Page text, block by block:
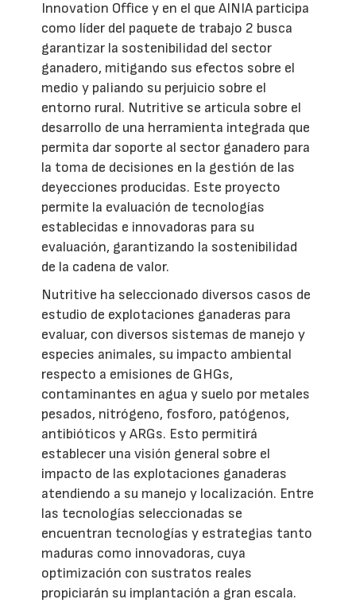
Innovation Office y en el que AINIA participa
como líder del paquete de trabajo 2 busca
garantizar la sostenibilidad del sector
ganadero, mitigando sus efectos sobre el
medio y paliando su perjuicio sobre el
entorno rural. Nutritive se articula sobre el
desarrollo de una herramienta integrada que
permita dar soporte al sector ganadero para
la toma de decisiones en la gestión de las
deyecciones producidas. Este proyecto
permite la evaluación de tecnologías
establecidas e innovadoras para su
evaluación, garantizando la sostenibilidad
de la cadena de valor.
Nutritive ha seleccionado diversos casos de
estudio de explotaciones ganaderas para
evaluar, con diversos sistemas de manejo y
especies animales, su impacto ambiental
respecto a emisiones de GHGs,
contaminantes en agua y suelo por metales
pesados, nitrógeno, fosforo, patógenos,
antibióticos y ARGs. Esto permitirá
establecer una visión general sobre el
impacto de las explotaciones ganaderas
atendiendo a su manejo y localización. Entre
las tecnologías seleccionadas se
encuentran tecnologías y estrategias tanto
maduras como innovadoras, cuya
optimización con sustratos reales
propiciarán su implantación a gran escala.